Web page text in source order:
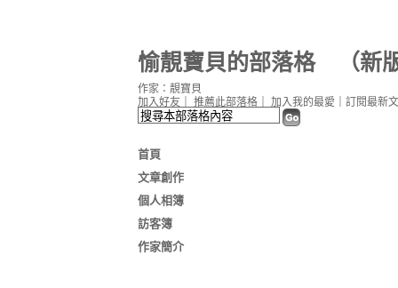
愉靚寶貝的部落格（新
首頁
文章創作
個人相簿
訪客簿
作家簡介
加入好友 推薦此部落格 加入我的最愛 訂閱最新
作家：靚寶貝